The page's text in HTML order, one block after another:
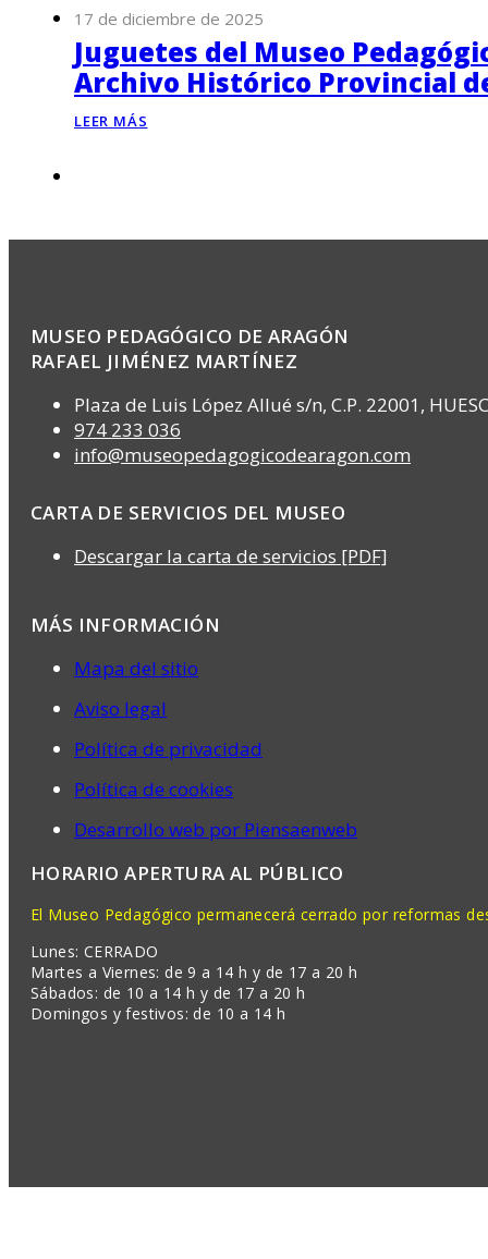
17 de diciembre de 2025
Juguetes del Museo
Archivo Histórico Provincial
LEER MÁS
MUSEO PEDAGÓGICO DE ARAGÓN
RAFAEL JIMÉNEZ MARTÍNEZ
Plaza de Luis López Allué s/n, C.P. 22001,
974 233 036
info@museopedagogicodearagon.com
CARTA DE SERVICIOS DEL MUSEO
Descargar la carta de servicios [PDF]
MÁS INFORMACIÓN
Mapa del sitio
Aviso legal
Política de privacidad
Política de cookies
Desarrollo web por Piensaenweb
HORARIO APERTURA AL PÚBLICO
El Museo Pedagógico permanecerá cerrado por reformas
Lunes: CERRADO
Martes a Viernes: de 9 a 14 h y de 17 a 20 h
Sábados: de 10 a 14 h y de 17 a 20 h
Domingos y festivos: de 10 a 14 h